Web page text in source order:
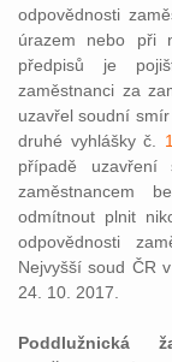
odpovědnosti
úrazem nebo při
předpisů je
zaměstnanci za
uzavřel soudní
druhé vyhlášky č.
případě uzavření
zaměstnancem
odmítnout plnit
odpovědnosti
Nejvyšší soud ČR
24. 10. 2017.
Poddlužnická